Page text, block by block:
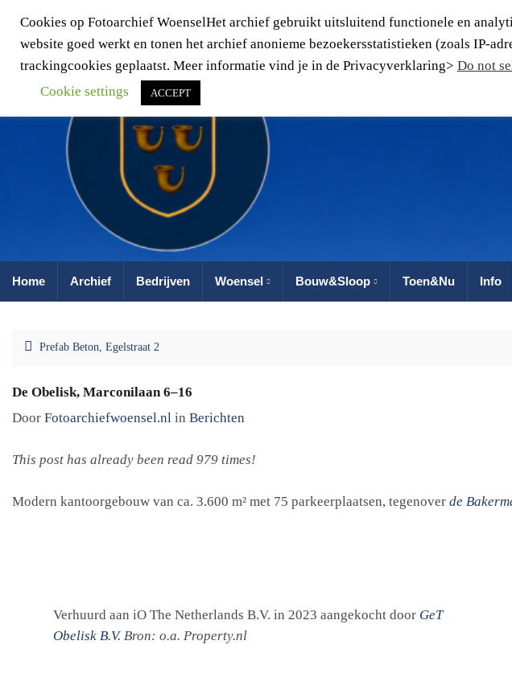
Home Archief Bedrijven Woensel Bouw&Sloop Toen&Nu Info
Prefab Beton, Egelstraat 2
De Obelisk, Marconilaan 6–16
Door Fotoarchiefwoensel.nl in Berichten
This post has already been read 979 times!
Modern kantoorgebouw van ca. 3.600 m² met 75 parkeerplaatsen, tegenover de
Verhuurd aan iO The Netherlands B.V. in 2023 aangekocht door GeT
Obelisk B.V. Bron: o.a. Property.nl
Cookies op Fotoarchief WoenselHet archief gebruikt uitsluitend functionele en
website goed werkt en tonen het archief anonieme bezoekersstatistieken (zoals IP-
trackingcookies geplaatst. Meer informatie vind je in de Privacyverklaring> Do not
Cookie settings
ACCEPT